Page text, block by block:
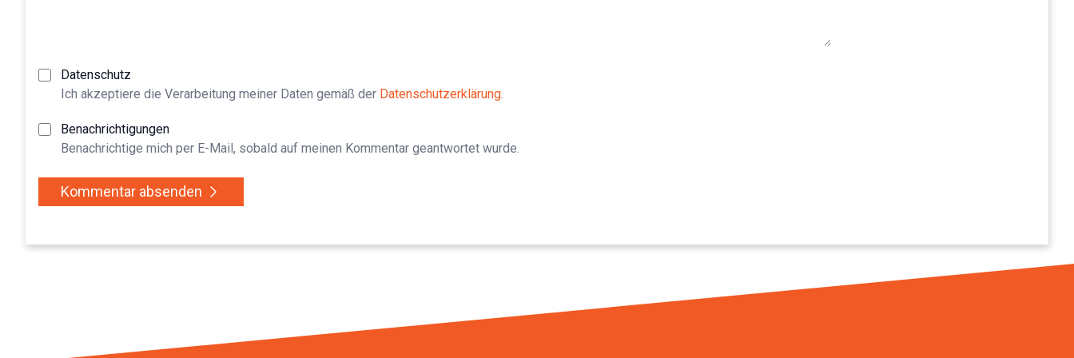
Datenschutz
Ich akzeptiere die Verarbeitung meiner Daten gemäß der Datenschutzerklärung.
Benachrichtigungen
Benachrichtige mich per E-Mail, sobald auf meinen Kommentar geantwortet wurde.
Kommentar absenden